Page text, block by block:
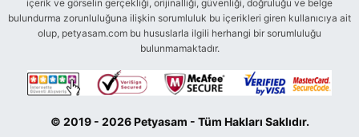
içerik ve görselin gerçekliği, orijinalliği, güvenliği, doğruluğu ve belge
bulundurma zorunluluğuna ilişkin sorumluluk bu içerikleri giren kullanıcıya ait
olup, petyasam.com bu hususlarla ilgili herhangi bir sorumluluğu
bulunmamaktadır.
© 2019 - 2026 Petyasam - Tüm Hakları Saklıdır.